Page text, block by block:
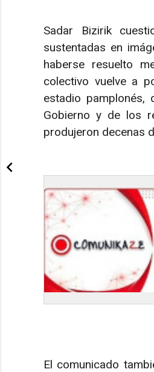
Sadar Bizirik
sustentadas en
haberse resuelto
colectivo vuelve a
estadio
Gobierno y de los
produjeron decenas
El comunicado